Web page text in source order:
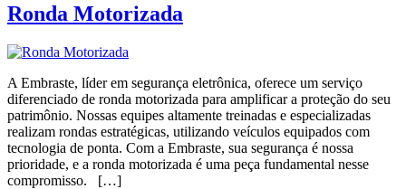
Ronda Motorizada
A Embraste, líder em segurança eletrônica, oferece um serviço
diferenciado de ronda motorizada para amplificar a proteção do seu
patrimônio. Nossas equipes altamente treinadas e especializadas
realizam rondas estratégicas, utilizando veículos equipados com
tecnologia de ponta. Com a Embraste, sua segurança é nossa
prioridade, e a ronda motorizada é uma peça fundamental nesse
compromisso. […]